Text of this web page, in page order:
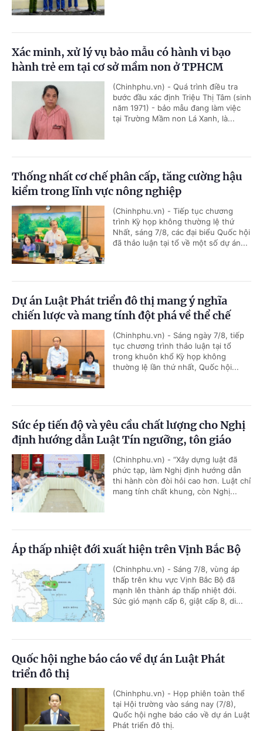
Xác minh, xử lý vụ bảo mẫu có hành vi bạo
hành trẻ em tại cơ sở mầm non ở TPHCM
(Chinhphu.vn) - Quá trình điều tra
bước đầu xác định Triệu Thị Tâm (sinh
năm 1971) - bảo mẫu đang làm việc
tại Trường Mầm non Lá Xanh, là...
Thống nhất cơ chế phân cấp, tăng cường hậu
kiểm trong lĩnh vực nông nghiệp
(Chinhphu.vn) - Tiếp tục chương
trình Kỳ họp không thường lệ thứ
Nhất, sáng 7/8, các đại biểu Quốc hội
đã thảo luận tại tổ về một số dự án...
Dự án Luật Phát triển đô thị mang ý nghĩa
chiến lược và mang tính đột phá về thể chế
(Chinhphu.vn) - Sáng ngày 7/8, tiếp
tục chương trình thảo luận tại tổ
trong khuôn khổ Kỳ họp không
thường lệ lần thứ nhất, Quốc hội...
Sức ép tiến độ và yêu cầu chất lượng cho Nghị
định hướng dẫn Luật Tín ngưỡng, tôn giáo
(Chinhphu.vn) - “Xây dựng luật đã
phức tạp, làm Nghị định hướng dẫn
thi hành còn đòi hỏi cao hơn. Luật chỉ
mang tính chất khung, còn Nghị...
Áp thấp nhiệt đới xuất hiện trên Vịnh Bắc Bộ
(Chinhphu.vn) - Sáng 7/8, vùng áp
thấp trên khu vực Vịnh Bắc Bộ đã
mạnh lên thành áp thấp nhiệt đới.
Sức gió mạnh cấp 6, giật cấp 8, di...
Quốc hội nghe báo cáo về dự án Luật Phát
triển đô thị
(Chinhphu.vn) - Họp phiên toàn thể
tại Hội trường vào sáng nay (7/8),
Quốc hội nghe báo cáo về dự án Luật
Phát triển đô thị.